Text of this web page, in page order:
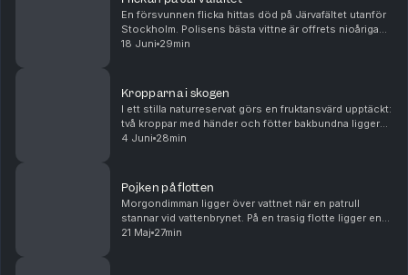
En försvunnen flicka hittas död på Järvafältet utanför
Stockholm. Polisens bästa vittne är offrets nioåriga
lekkamrat och misstankarna pekar i en mycket ovanlig
18 Juni 29min
Kropparna i skogen
I ett stilla naturreservat görs en fruktansvärd upptäckt:
två kroppar med händer och fötter bakbundna ligger
övergivna bland träden. De har blivit brutalt mördade
4 Juni 28min
Pojken på flotten
Morgondimman ligger över vattnet när en patrull
stannar vid vattenbrynet. På en trasig flotte ligger en
död pojke. Bara hundra meter bort ligger en övergiven
21 Maj 27min